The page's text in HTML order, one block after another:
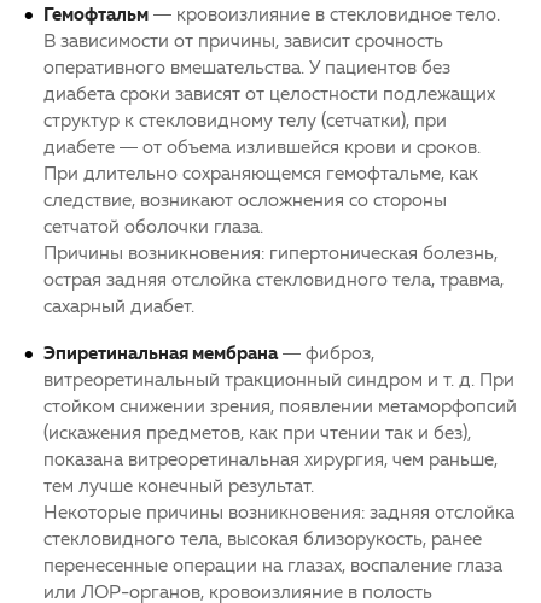
Гемофтальм — кровоизлияние в стекловидное тело.
В зависимости от причины, зависит срочность
оперативного вмешательства. У пациентов без
диабета сроки зависят от целостности подлежащих
структур к стекловидному телу (сетчатки), при
диабете — от объема излившейся крови и сроков.
При длительно сохраняющемся гемофтальме, как
следствие, возникают осложнения со стороны
сетчатой оболочки глаза.
Причины возникновения: гипертоническая болезнь,
острая задняя отслойка стекловидного тела, травма,
сахарный диабет.
Эпиретинальная мембрана — фиброз,
витреоретинальный тракционный синдром и т. д. При
стойком снижении зрения, появлении метаморфопсий
(искажения предметов, как при чтении так и без),
показана витреоретинальная хирургия, чем раньше,
тем лучше конечный результат.
Некоторые причины возникновения: задняя отслойка
стекловидного тела, высокая близорукость, ранее
перенесенные операции на глазах, воспаление глаза
или ЛОР-органов, кровоизлияние в полость